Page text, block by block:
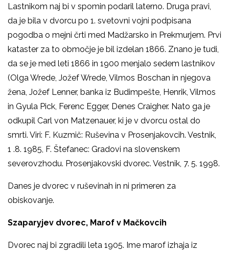
Lastnikom naj bi v spomin podaril laterno. Druga pravi,
da je bila v dvorcu po 1. svetovni vojni podpisana
pogodba o mejni črti med Madžarsko in Prekmurjem. Prvi
kataster za to območje je bil izdelan 1866. Znano je tudi,
da se je med leti 1866 in 1900 menjalo sedem lastnikov
(Olga Wrede, Jožef Wrede, Vilmos Boschan in njegova
žena, Jožef Lenner, banka iz Budimpešte, Henrik, Vilmos
in Gyula Pick, Ferenc Egger, Denes Craigher. Nato ga je
odkupil Carl von Matzenauer, ki je v dvorcu ostal do
smrti. Viri: F. Kuzmič: Ruševina v Prosenjakovcih. Vestnik,
1 .8. 1985, F. Štefanec: Gradovi na slovenskem
severovzhodu. Prosenjakovski dvorec. Vestnik, 7. 5. 1998.
Danes je dvorec v ruševinah in ni primeren za
obiskovanje.
Szaparyjev dvorec, Marof v Mačkovcih
Dvorec naj bi zgradili leta 1905. Ime marof izhaja iz